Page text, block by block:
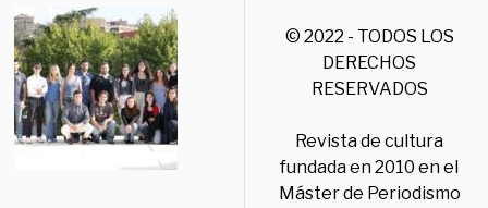
© 2022 - TODOS LOS
DERECHOS
RESERVADOS
Revista de cultura
fundada en 2010 en el
Máster de Periodismo